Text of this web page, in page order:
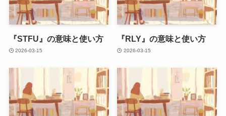
『STFU』の意味と使い方
2026-03-15
『RLY』の意味と使い方
2026-03-15